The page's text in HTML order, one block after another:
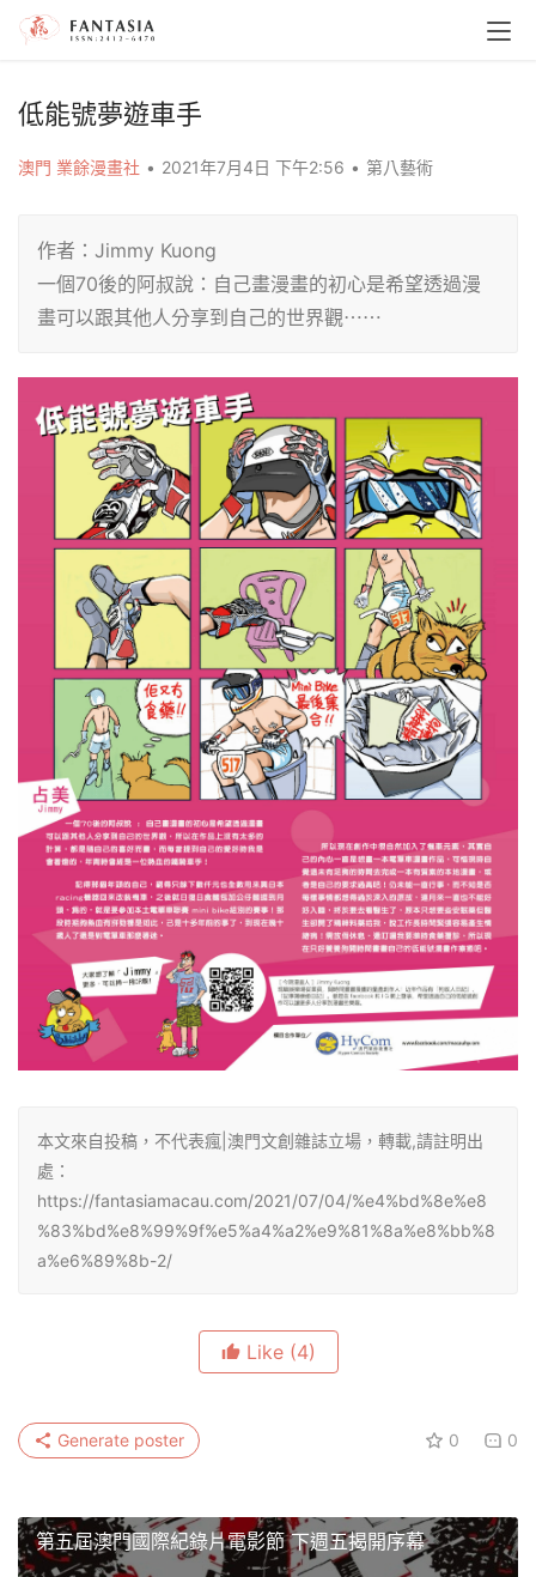
低能號夢遊車手
澳門 業餘漫畫社 • 2021年7月4日 下午2:56 • 第八藝術
作者：Jimmy Kuong
一個70後的阿叔說：自己畫漫畫的初心是希望透過漫
畫可以跟其他人分享到自己的世界觀⋯⋯
本文來自投稿，不代表瘋|澳門文創雜誌立場，轉載,請註明出
處：
https://fantasiamacau.com/2021/07/04/%e4%bd%8e%e8
%83%bd%e8%99%9f%e5%a4%a2%e9%81%8a%e8%bb%8
a%e6%89%8b-2/
Like (4)
0 0
Generate poster
第五屆澳門國際紀錄片電影節 下週五揭開序幕